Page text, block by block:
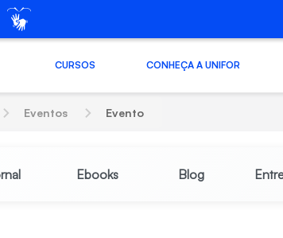
CURSOS CONHEÇA A UNIFOR
Eventos Evento
Ebooks Blog